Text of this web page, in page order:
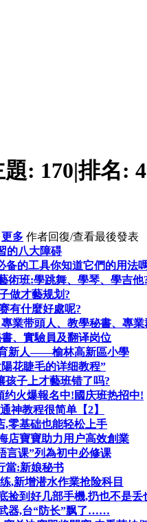
題: 170|排名: 4
更多 作者回復/查看最後發表
的八大障碍
的工具你知道它們的用法
術班:學跳舞、學琴、學吉他
做才藝规划?
有什麼好處呢?
業带頭人、教學秘書、專業
、實驗員及翻译岗位
新人——榆林高新區小學
花睫毛的详细教程”
孩子上才藝班错了吗?
约火爆報名中!國庆班热招中!
神教程很简单【2】
,零基础也能轻松上手
店寶寶助力用户高效創業
言课”列為初中必修课
當:新娘秘书
,新增潜水作業抢险科目
捡到好几部手機,扔也不是丢
器,台“防长”飘了……